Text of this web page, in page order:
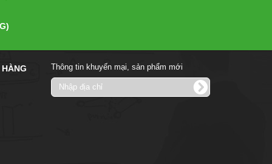
Thông tin khuyến mại, sản phẩm mới